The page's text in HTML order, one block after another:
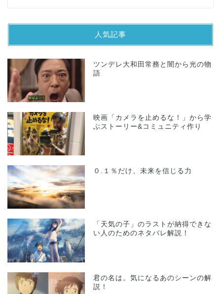
人気記事
ツンデレ大和田常務と闇から光の物
語
映画「カメラを止めるな！」から学
ぶストーリー&コミュニティ作り
０.１％だけ、未来を信じる力
「天気の子」のラストが納得できな
い人のためのネタバレ解説！
君の名は。気になるあのシーンの解
説！